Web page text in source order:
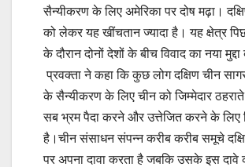
सैन्यीकरण के लिए अमेरिका पर दोष मढ़ा।
को लेकर यह खींचतान ज्यादा है। यह क्षेत्र
के दौरान दोनों देशों के बीच विवाद का नया
प्रवक्ता ने कहा कि कुछ लोग दक्षिण चीन
के सैन्यीकरण के लिए चीन को जिम्मेदार
सब भ्रम पैदा करने और उत्तेजित करने के लिए
है।चीन संसाधन संपन्न करीब करीब समूचे
पर अपना दावा करता है जबकि उसके इस दावे